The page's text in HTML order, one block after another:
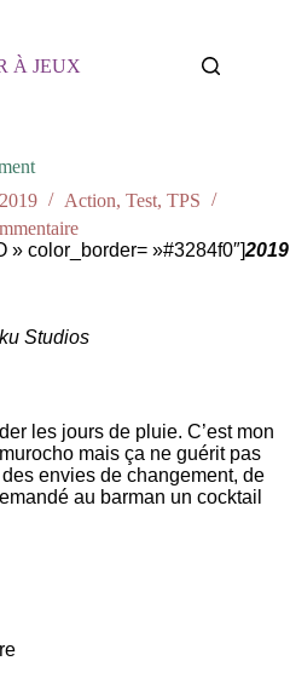
À JEUX
Action, Test, TPS
» color_border= »#3284f0″]2019
Studios
les jours de pluie. C’est mon
mais ça ne guérit pas
envies de changement, de
au barman un cocktail